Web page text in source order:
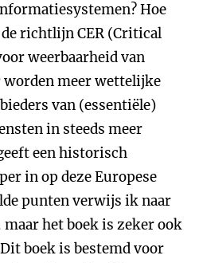
Hoe
richtlijn CER (Critical
weerbaarheid van
meer wettelijke
van (essentiële)
in steeds meer
een historisch
in op deze Europese
punten verwijs ik naar
het boek is zeker ook
boek is bestemd voor